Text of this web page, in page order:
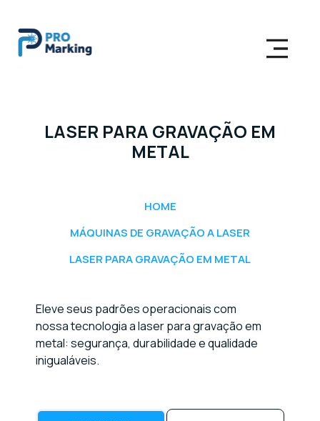
LASER PARA GRAVAÇÃO EM
METAL
HOME
MÁQUINAS DE GRAVAÇÃO A LASER
LASER PARA GRAVAÇÃO EM METAL
Eleve seus padrões operacionais com
nossa tecnologia a laser para gravação em
metal: segurança, durabilidade e qualidade
inigualáveis.